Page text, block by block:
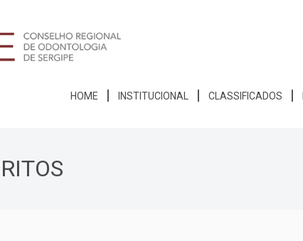
HOME INSTITUCIONAL CLASSIFICADOS